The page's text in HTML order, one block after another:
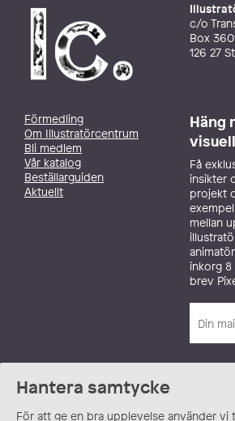
Hantera samtycke
För att ge en bra upplevelse använder vi
c/o
Box
126 27
Förmedling
Om Illustratörcentrum
Bli medlem
Vår katalog
Beställarguiden
Aktuellt
Häng
Få
insikter
projekt
mellan
inkorg
brev